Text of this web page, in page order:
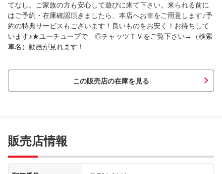
てなし。ご家族の方も安心して遊びに来て下さい。来られる前に
はご予約・在庫確認頂きましたら、本店へお車をご用意します♪予
約の特典サービスもございます！良いものをお安く！お待ちして
います♪★ユーチューブで ◎チャッツＴＶをご覧下さい→（検索
車名）動画が見れます！
この販売店の在庫を見る
販売店情報